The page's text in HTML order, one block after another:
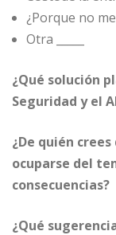
¿Porque no
Otra _____
¿Qué solución
Seguridad y el
¿De quién
ocuparse del
consecuencias?
¿Qué